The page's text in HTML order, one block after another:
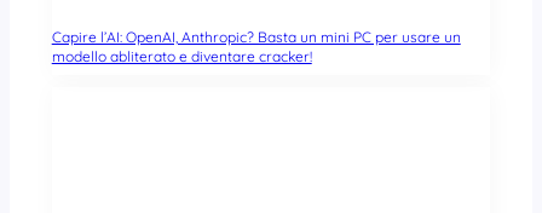
Capire l’AI: OpenAI, Anthropic? Basta un mini PC per usare un
modello abliterato e diventare cracker!